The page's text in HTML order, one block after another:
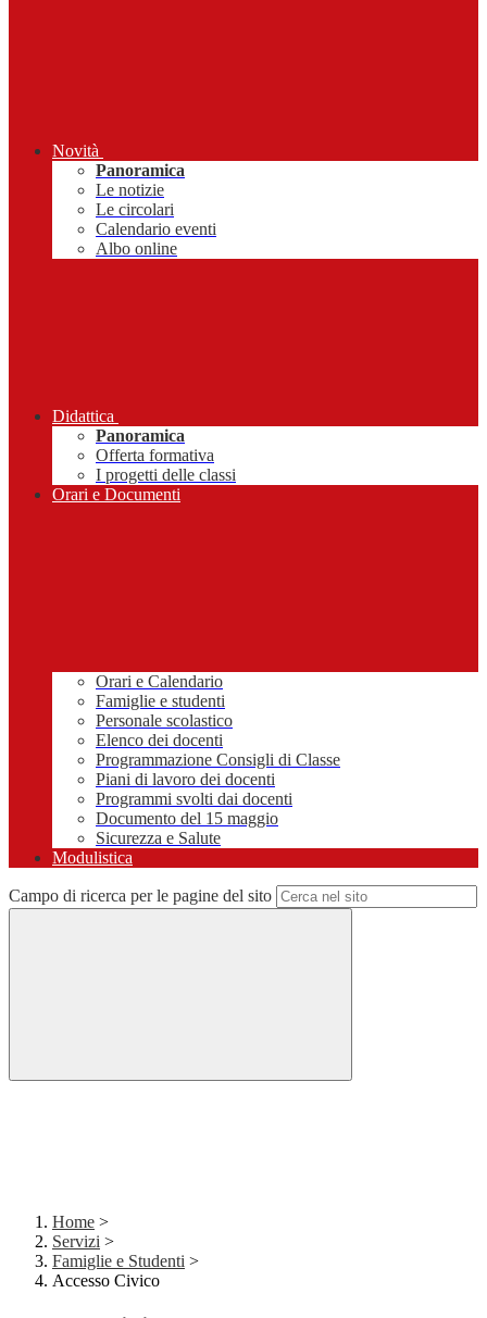
Novità
Panoramica
Le notizie
Le circolari
Calendario eventi
Albo online
Didattica
Panoramica
Offerta formativa
I progetti delle classi
Orari e Documenti
Orari e Calendario
Famiglie e studenti
Personale scolastico
Elenco dei docenti
Programmazione Consigli di Classe
Piani di lavoro dei docenti
Programmi svolti dai docenti
Documento del 15 maggio
Sicurezza e Salute
Modulistica
Campo di ricerca per le pagine del sito
Home >
Servizi >
Famiglie e Studenti >
Accesso Civico